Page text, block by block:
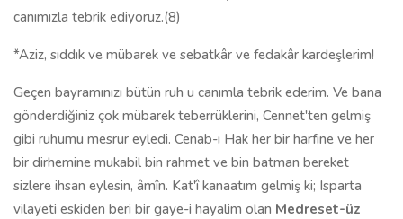
canımızla tebrik ediyoruz.(8)
*Aziz, sıddık ve mübarek ve sebatkâr ve fedakâr kardeşlerim!
Geçen bayramınızı bütün ruh u canımla tebrik ederim. Ve bana
gönderdiğiniz çok mübarek teberrüklerini, Cennet'ten gelmiş
gibi ruhumu mesrur eyledi. Cenab-ı Hak her bir harfine ve her
bir dirhemine mukabil bin rahmet ve bin batman bereket
sizlere ihsan eylesin, âmîn. Kat'î kanaatım gelmiş ki; Isparta
vilayeti eskiden beri bir gaye-i hayalim olan Medreset-üz